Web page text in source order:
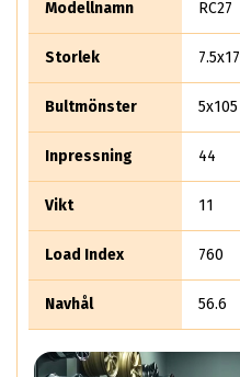
Modellnamn RC27
Storlek 7.5x17
Bultmönster 5x105
Inpressning 44
Vikt 11
Load Index 760
Navhål 56.6